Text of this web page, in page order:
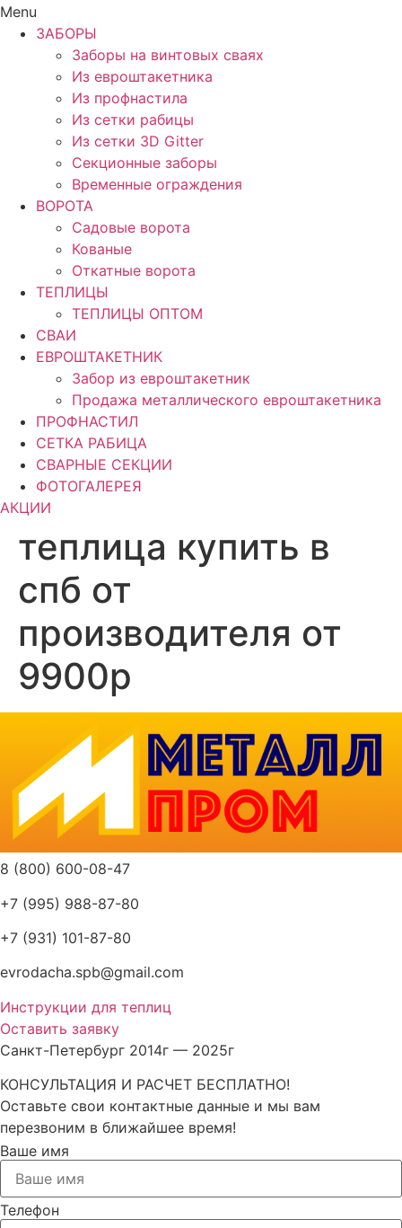
Menu
ЗАБОРЫ
Заборы на винтовых сваях
Из евроштакетника
Из профнастила
Из сетки рабицы
Из сетки 3D Gitter
Секционные заборы
Временные ограждения
ВОРОТА
Садовые ворота
Кованые
Откатные ворота
ТЕПЛИЦЫ
ТЕПЛИЦЫ ОПТОМ
СВАИ
ЕВРОШТАКЕТНИК
Забор из евроштакетник
Продажа металлического евроштакетника
ПРОФНАСТИЛ
СЕТКА РАБИЦА
СВАРНЫЕ СЕКЦИИ
ФОТОГАЛЕРЕЯ
АКЦИИ
теплица купить в
спб от
производителя от
9900р
8 (800) 600-08-47
+7 (995) 988-87-80
+7 (931) 101-87-80
evrodacha.spb@gmail.com
Инструкции для теплиц
Оставить заявку
Санкт-Петербург 2014г — 2025г
КОНСУЛЬТАЦИЯ И РАСЧЕТ БЕСПЛАТНО!
Оставьте свои контактные данные и мы вам
перезвоним в ближайшее время!
Ваше имя
Телефон